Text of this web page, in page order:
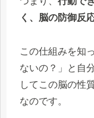
く、脳の防御反
この仕組みを知
ないの？」と自
してこの脳の性
なのです。